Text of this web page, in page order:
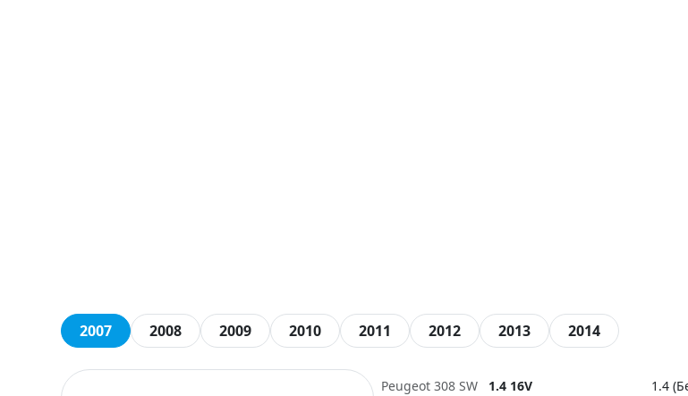
2007 2008 2009 2010 2011 2012 2013 2014
Peugeot 308 SW 1.4 16V 1.4